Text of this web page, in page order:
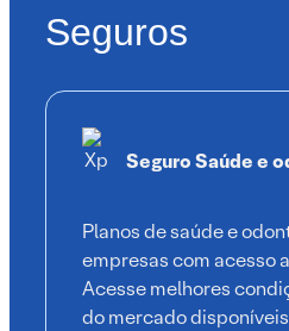
Seguros
Seguro Saúde e
Planos de saúde e
empresas com acesso
Acesse melhores
do mercado